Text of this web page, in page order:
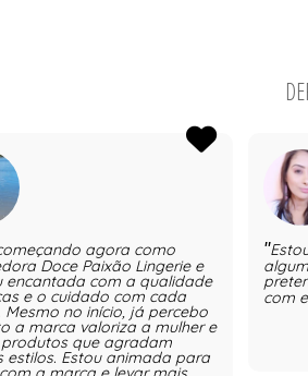
agora como
Doce Paixão Lingerie e
encantada com a qualidade
e o cuidado com cada
Mesmo no início, já percebo
a marca valoriza a mulher e
produtos que agradam
estilos. Estou animada para
com